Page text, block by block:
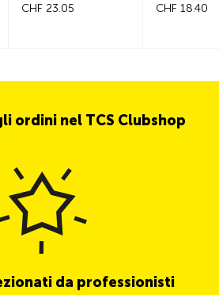
CHF 23.05 CHF 18.40
ordini nel TCS Clubshop
da professionisti